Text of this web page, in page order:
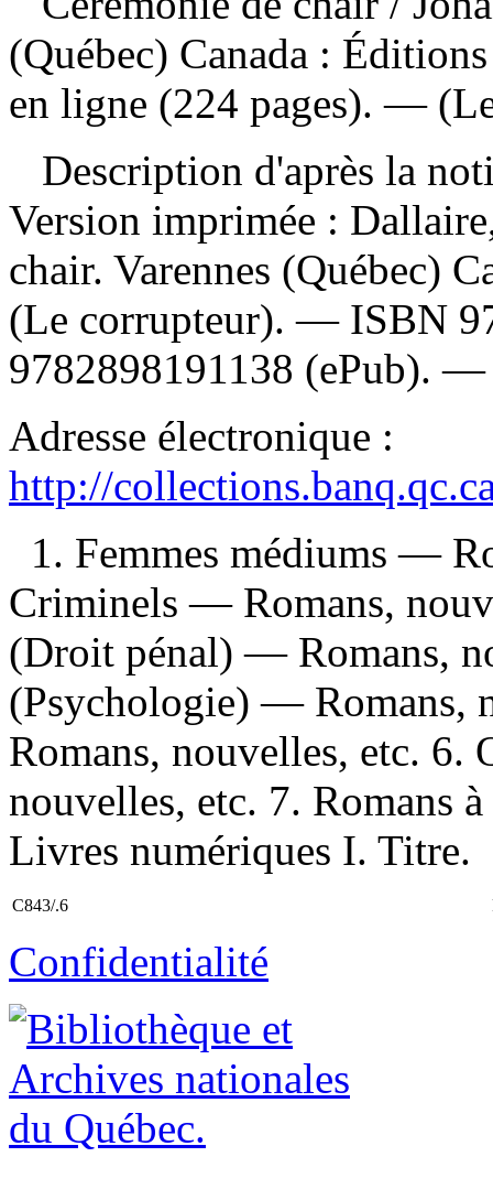
(Québec) Canada :
en ligne (224 pages). —
Description d'après la
Version imprimée :
chair. Varennes (Québec)
(Le corrupteur). — ISBN
9782898191138 (ePub).
Adresse électronique :
http://
1. Femmes médiums —
Criminels — Romans,
(Droit pénal) — Romans,
(Psychologie) — Romans,
Romans, nouvelles, etc.
nouvelles, etc. 7. Romans
Livres numériques I. Titre.
C843/.6
Confidentialité